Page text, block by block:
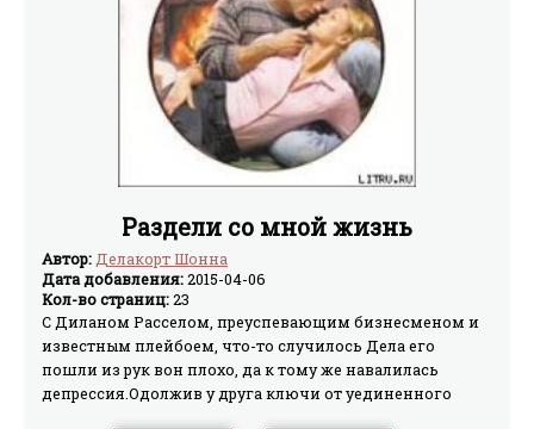
Раздели со мной жизнь
Автор: Делакорт Шонна
Дата добавления:2015-04-06
Кол-во страниц:23
С Диланом Расселом, преуспевающим бизнесменом и
известным плейбоем, что-то случилось Дела его
пошли из рук вон плохо, да к тому же навалилась
депрессия.Одолжив у друга ключи от уединенного